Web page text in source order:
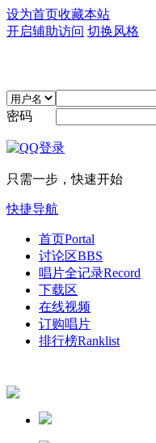
设为首页收藏本站
开启辅助访问 切换风格
密码
只需一步，快速开始
快捷导航
首页Portal
讨论区BBS
唱片全记录Record
下载区
在线视频
订购唱片
排行榜Ranklist